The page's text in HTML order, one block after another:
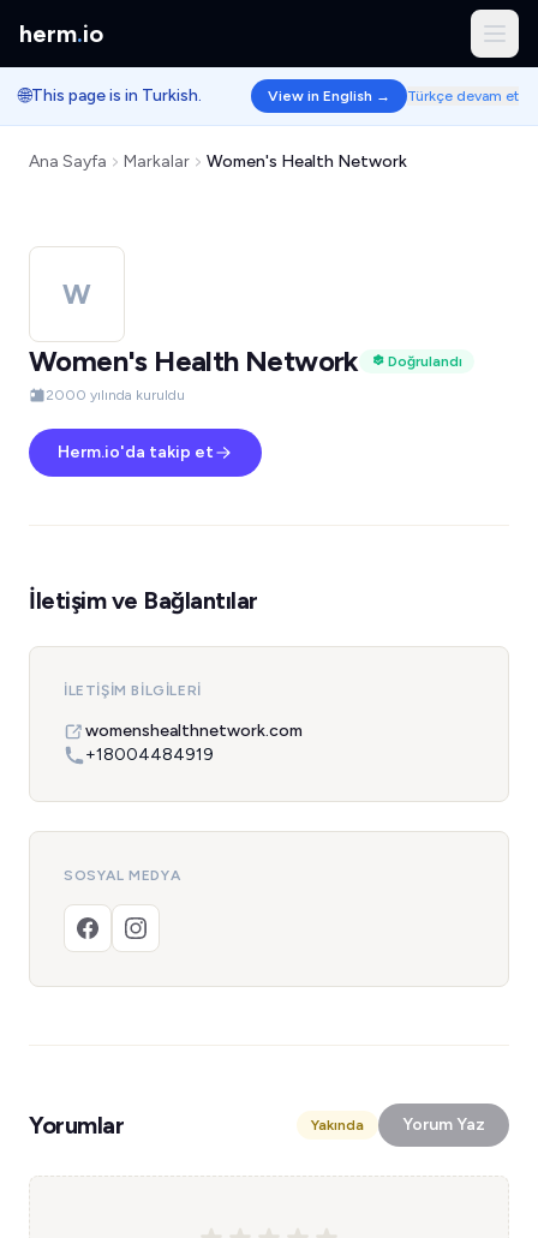
herm.io
🌐This page is in Turkish. View in English → Türkçe devam et
Ana Sayfa Markalar Women's Health Network
W
Women's Health Network
Doğrulandı
2000 yılında kuruldu
Herm.io'da takip et
İletişim ve Bağlantılar
İLETIŞIM BILGILERI
womenshealthnetwork.com
+18004484919
SOSYAL MEDYA
Yorumlar Yakında Yorum Yaz